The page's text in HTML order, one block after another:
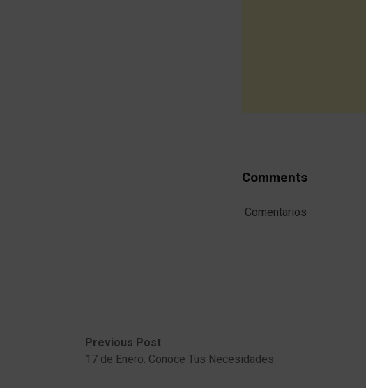
Comments
Comentarios
Previous Post
17 de Enero: Conoce Tus Necesidades.